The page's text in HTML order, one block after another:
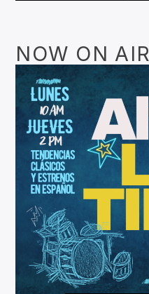
NOW ON AIR